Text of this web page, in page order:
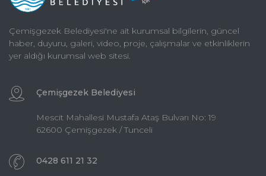
Çemişgezek Belediyesi'ne ait kurumsal bilgilerin, güncel
haber, duyuru, galeri, video, proje, çalışmalar ve etkinliklerin
yer aldığı kurumsal web sitesi.
Çemişgezek Belediyesi
Mescit Mahallesi Mustafa Ataş Bulvarı No: 19
62600 Çemişgezek / Tunceli
0428 611 21 32